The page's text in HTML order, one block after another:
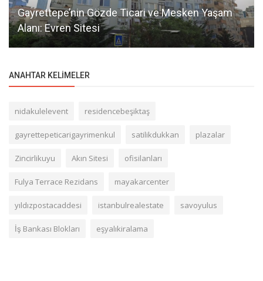
Gayrettepe’nin Gözde Ticari ve Mesken Yaşam
Alanı: Evren Sitesi
ANAHTAR KELIMELER
nidakulelevent residencebeşiktaş
gayrettepeticarigayrimenkul satilikdukkan plazalar
Zincirlikuyu Akın Sitesi ofisilanları
Fulya Terrace Rezidans mayakarcenter
yıldızpostacaddesi istanbulrealestate savoyulus
İş Bankası Blokları eşyalıkiralama